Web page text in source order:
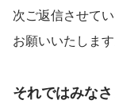
次ご返信させて
お願いいたします
それではみな